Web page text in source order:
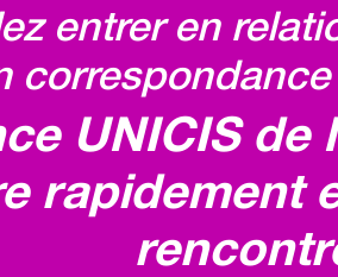
entrer en
UNICIS
rapidement